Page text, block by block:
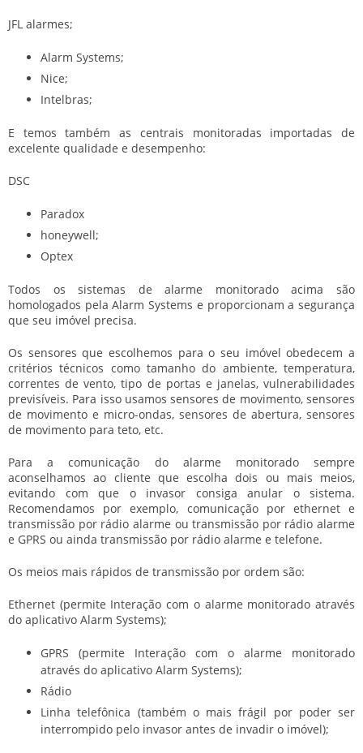
JFL alarmes;
Alarm Systems;
Nice;
Intelbras;
E temos também as centrais monitoradas importadas de
excelente qualidade e desempenho:
DSC
Paradox
honeywell;
Optex
Todos os sistemas de alarme monitorado acima são
homologados pela Alarm Systems e proporcionam a segurança
que seu imóvel precisa.
Os sensores que escolhemos para o seu imóvel obedecem a
critérios técnicos como tamanho do ambiente, temperatura,
correntes de vento, tipo de portas e janelas, vulnerabilidades
previsíveis. Para isso usamos sensores de movimento, sensores
de movimento e micro-ondas, sensores de abertura, sensores
de movimento para teto, etc.
Para a comunicação do alarme monitorado sempre
aconselhamos ao cliente que escolha dois ou mais meios,
evitando com que o invasor consiga anular o sistema.
Recomendamos por exemplo, comunicação por ethernet e
transmissão por rádio alarme ou transmissão por rádio alarme
e GPRS ou ainda transmissão por rádio alarme e telefone.
Os meios mais rápidos de transmissão por ordem são:
Ethernet (permite Interação com o alarme monitorado através
do aplicativo Alarm Systems);
GPRS (permite Interação com o alarme monitorado
através do aplicativo Alarm Systems);
Rádio
Linha telefônica (também o mais frágil por poder ser
interrompido pelo invasor antes de invadir o imóvel);